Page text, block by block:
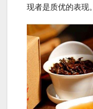
现者是质优的表现。